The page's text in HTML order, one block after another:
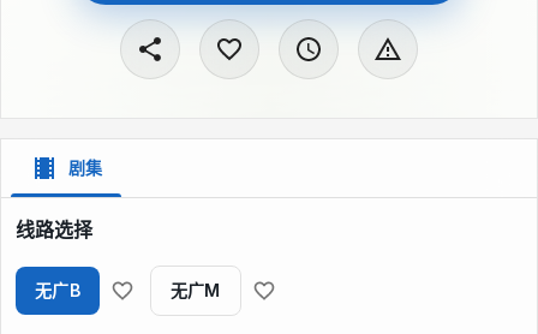
剧集
线路选择
无广B 无广M